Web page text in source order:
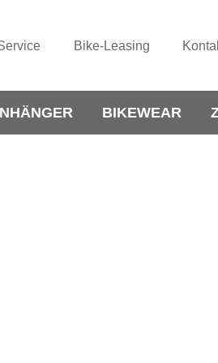
Bike-Leasing
BIKEWEAR